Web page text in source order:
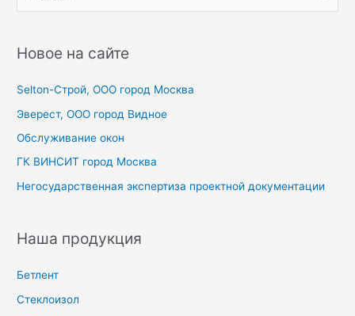
с
:
Новое на сайте
Selton-Строй, OOO город Москва
Эверест, ООО город Видное
Обслуживание окон
ГК ВИНСИТ город Москва
Негосударственная экспертиза проектной документации
Наша продукция
Бетлент
Стеклоизол